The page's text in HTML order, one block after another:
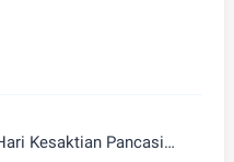
Selamat Memperingati Hari Kesaktian Pancasila 2025 - Menyatukan Perbedaan, Menguatkan Bangsa